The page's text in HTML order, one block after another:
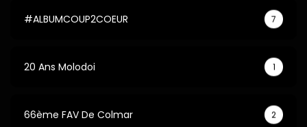
#ALBUMCOUP2COEUR 7
20 Ans Molodoi 1
66ème FAV De Colmar 2